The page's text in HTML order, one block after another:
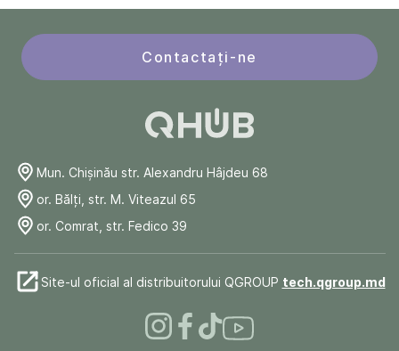
Contactați-ne
Mun. Chişinău str. Alexandru Hâjdeu 68
or. Bălți, str. M. Viteazul 65
or. Comrat, str. Fedico 39
Site-ul oficial al distribuitorului QGROUP tech.qgroup.md